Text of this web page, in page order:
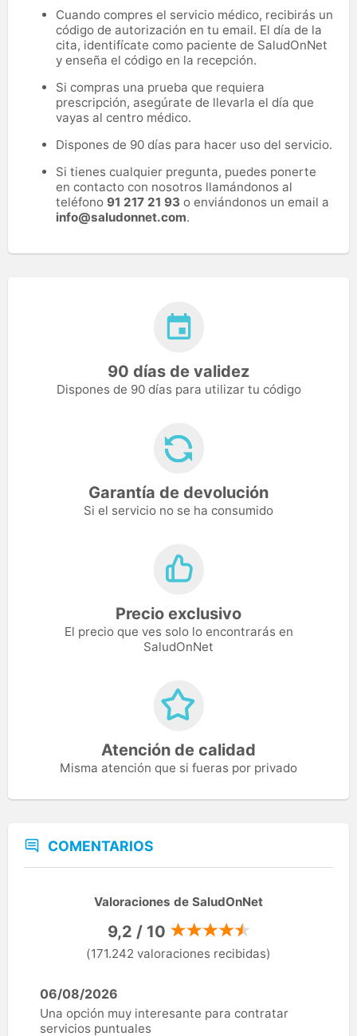
Cuando compres el servicio médico, recibirás un
código de autorización en tu email. El día de la
cita, identifícate como paciente de SaludOnNet
y enseña el código en la recepción.
Si compras una prueba que requiera
prescripción, asegúrate de llevarla el día que
vayas al centro médico.
Dispones de 90 días para hacer uso del servicio.
Si tienes cualquier pregunta, puedes ponerte
en contacto con nosotros llamándonos al
teléfono 91 217 21 93 o enviándonos un email a
info@saludonnet.com.
90 días de validez
Dispones de 90 días para utilizar tu código
Garantía de devolución
Si el servicio no se ha consumido
Precio exclusivo
El precio que ves solo lo encontrarás en
SaludOnNet
Atención de calidad
Misma atención que si fueras por privado
COMENTARIOS
Valoraciones de SaludOnNet
9,2 / 10
(171.242 valoraciones recibidas)
06/08/2026
Una opción muy interesante para contratar
servicios puntuales